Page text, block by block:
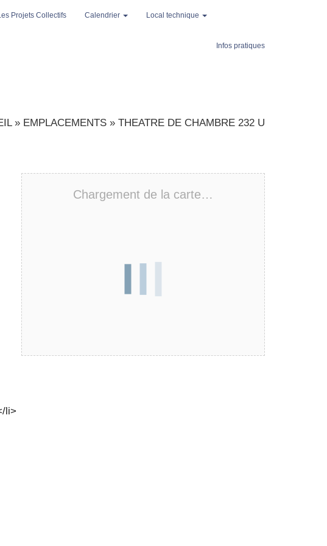
Projets Collectifs Calendrier Local technique
Infos pratiques
» EMPLACEMENTS » THEATRE DE CHAMBRE 232 U
Char­ge­ment de la carte…
li>